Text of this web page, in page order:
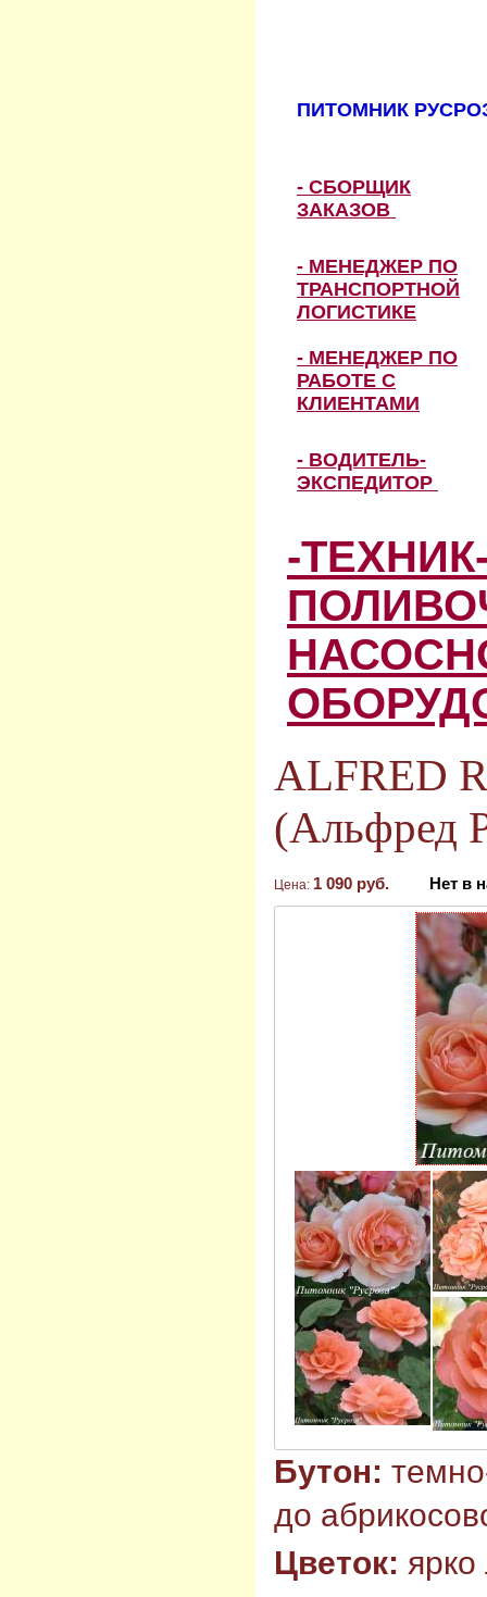
ПИТОМНИК
- СБОРЩИК
ЗАКАЗОВ
- МЕНЕДЖЕР ПО
ТРАНСПОРТНОЙ
ЛОГИСТИКЕ
- МЕНЕДЖЕР ПО
РАБОТЕ С
КЛИЕНТАМИ
- ВОДИТЕЛЬ-
ЭКСПЕДИТОР
-
ALFRED
(Альфред
Цена: 1 090 руб. Нет в
Бутон:
до
Цветок: